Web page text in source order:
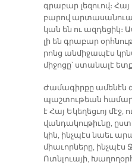
գրա­բար լե­զուով։
բա­րով
կան են ու
լի են գրա­բար
րոնց ան­մի­ջա­պէս
մի­ջո­ցը՝ ստա­նա­լէ
Ժա­մա­գիր­քը ա­մե­նէն
պաշ­տու­թեան
է Հայ Ե­կե­ղեց­ւոյ մէջ,
վան­դա­կու­թիւ­նը,
կին, ինչ­պէս նաեւ
միա­ւոր­նե­րը,
Ոտն­լուա­յի,